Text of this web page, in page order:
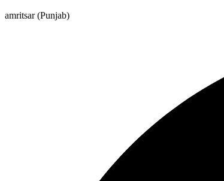
amritsar (Punjab)